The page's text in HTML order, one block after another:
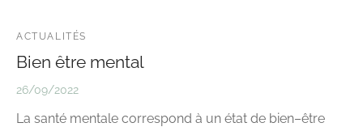
ACTUALITÉS
Bien être mental
26/09/2022
La santé mentale correspond à un état de bien–être